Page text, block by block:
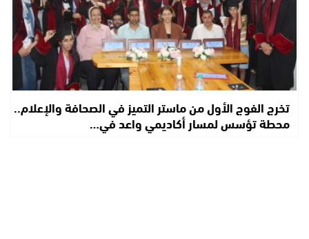
تخرج الفوج الأول من ماستر التميز في الصحافة والإعلام..
محطة تؤسس لمسار أكاديمي واعد في…